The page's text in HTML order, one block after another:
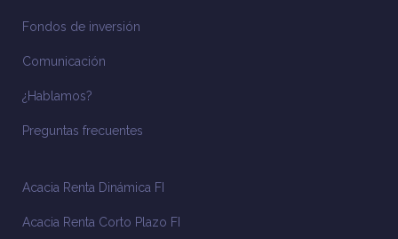
Fondos de inversión
Comunicación
¿Hablamos?
Preguntas frecuentes
Acacia Renta Dinámica FI
Acacia Renta Corto Plazo FI